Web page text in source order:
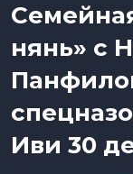
нянь» с
Иви 30